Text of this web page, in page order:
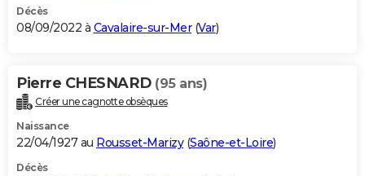
Décès
08/09/2022 à Cavalaire-sur-Mer(Var)
Pierre CHESNARD (95 ans)
Créer une cagnotte obsèques
Naissance
22/04/1927 au Rousset-Marizy(Saône-et-Loire)
Décès